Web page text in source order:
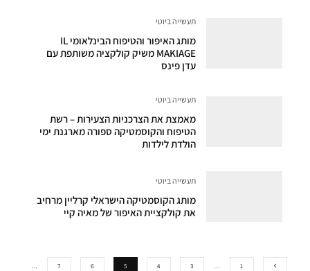
תעשייה ביוטי
מותג האיפור והטיפוח הבינלאומי IL
MAKIAGE משיק קולקציה משותפת עם
עדן פינס
תעשייה ביוטי
מאמצת את הצרכניות הצעירות – רשת
הטיפוח והקוסמטיקה ספורה מארגנת ימי
הולדת לילדות
תעשייה ביוטי
מותג הקוסמטיקה הישראלי קרליין מרחיב
את קולקציית האיפור של מאיה קיי
1
…
3
4
5
6
7
…